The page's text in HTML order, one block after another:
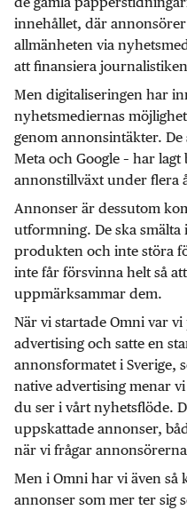
innehållet, där
allmänheten via
att finansiera
Men digitaliseringen har
nyhetsmediernas
genom annonsintäkter.
Meta och Google – har
annonstillväxt under flera
Annonser är dessutom
utformning. De ska
produkten och inte störa
inte får försvinna helt så
uppmärksammar dem.
När vi startade Omni var
advertising och satte en
annonsformatet i Sverige,
native advertising menar
du ser i vårt nyhetsflöde.
uppskattade annonser,
när vi frågar
Men i Omni har vi även så
annonser som mer ter sig